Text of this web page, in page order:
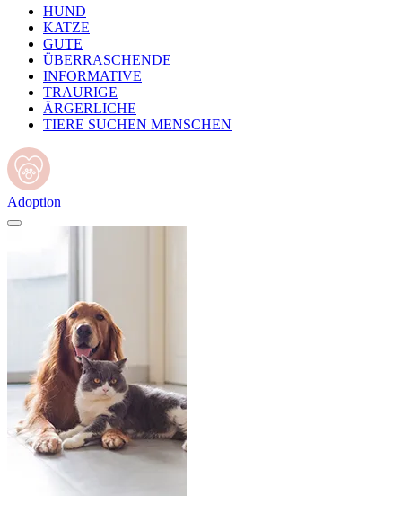
HUND
KATZE
GUTE
ÜBERRASCHENDE
INFORMATIVE
TRAURIGE
ÄRGERLICHE
TIERE SUCHEN MENSCHEN
Adoption